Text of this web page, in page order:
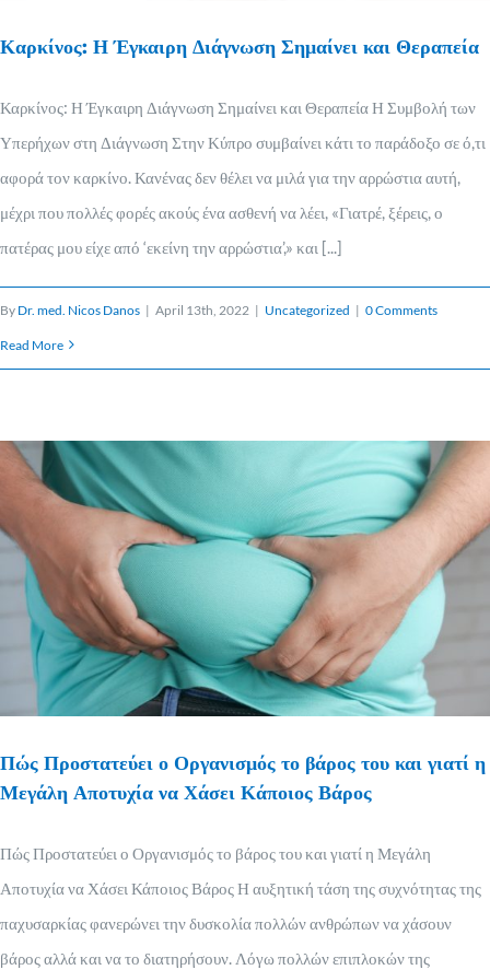
Καρκίνος: Η Έγκαιρη Διάγνωση Σημαίνει και Θεραπεία
Καρκίνος: Η Έγκαιρη Διάγνωση Σημαίνει και Θεραπεία Η Συμβολή των
Υπερήχων στη Διάγνωση Στην Κύπρο συμβαίνει κάτι το παράδοξο σε ό,τι
αφορά τον καρκίνο. Κανένας δεν θέλει να μιλά για την αρρώστια αυτή,
μέχρι που πολλές φορές ακούς ένα ασθενή να λέει, «Γιατρέ, ξέρεις, ο
πατέρας μου είχε από ‘εκείνη την αρρώστια’,» και [...]
By Dr. med. Nicos Danos | April 13th, 2022 | Uncategorized | 0 Comments
Read More
Πώς Προστατεύει ο Οργανισμός το βάρος του και γιατί η
Μεγάλη Αποτυχία να Χάσει Κάποιος Βάρος
Πώς Προστατεύει ο Οργανισμός το βάρος του και γιατί η Μεγάλη
Αποτυχία να Χάσει Κάποιος Βάρος Η αυξητική τάση της συχνότητας της
παχυσαρκίας φανερώνει την δυσκολία πολλών ανθρώπων να χάσουν
βάρος αλλά και να το διατηρήσουν. Λόγω πολλών επιπλοκών της